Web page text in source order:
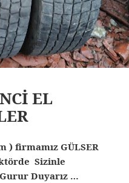
EL
firmamız GÜLSER
Sizinle
Gurur Duyarız …